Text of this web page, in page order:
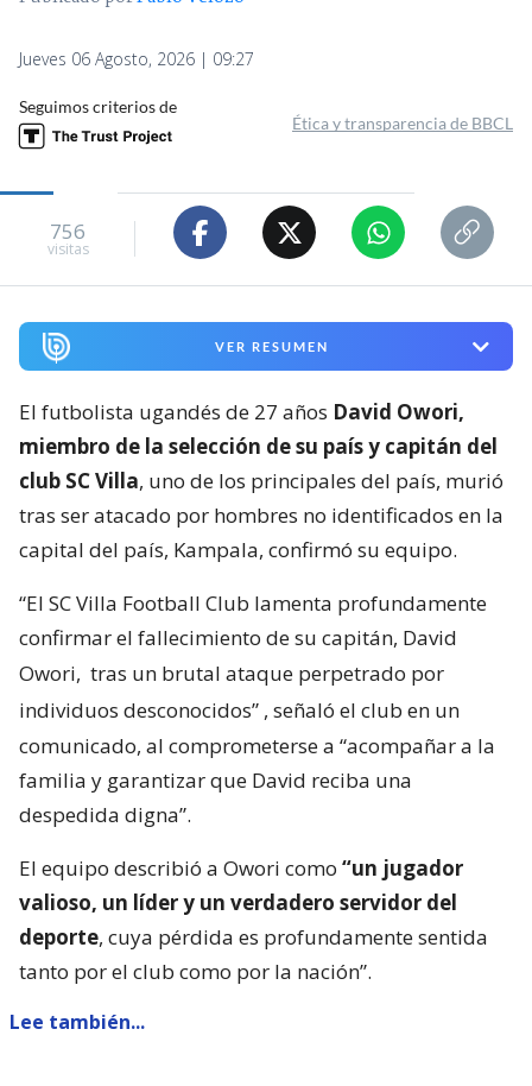
Jueves 06 Agosto, 2026 | 09:27
Seguimos criterios de
Ética y transparencia de BBCL
756
visitas
VER RESUMEN
El futbolista ugandés de 27 años David Owori,
miembro de la selección de su país y capitán del
club SC Villa, uno de los principales del país, murió
tras ser atacado por hombres no identificados en la
capital del país, Kampala, confirmó su equipo.
“El SC Villa Football Club lamenta profundamente
confirmar el fallecimiento de su capitán, David
Owori, tras un brutal ataque perpetrado por
individuos desconocidos” , señaló el club en un
comunicado, al comprometerse a “acompañar a la
familia y garantizar que David reciba una
despedida digna”.
El equipo describió a Owori como “un jugador
valioso, un líder y un verdadero servidor del
deporte, cuya pérdida es profundamente sentida
tanto por el club como por la nación”.
Lee también...